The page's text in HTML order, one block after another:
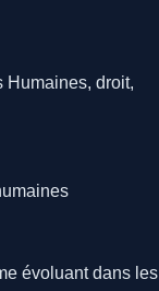
Humaines, droit,
évoluant dans les